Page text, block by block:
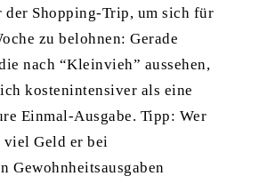
der Shopping-Trip, um sich für
zu belohnen: Gerade
nach “Kleinvieh” aussehen,
kostenintensiver als eine
Einmal-Ausgabe. Tipp: Wer
Geld er bei
Gewohnheitsausgaben